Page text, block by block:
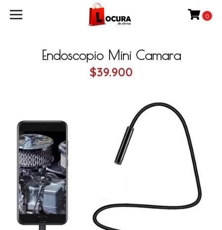
0
Endoscopio Mini Camara
$39.900